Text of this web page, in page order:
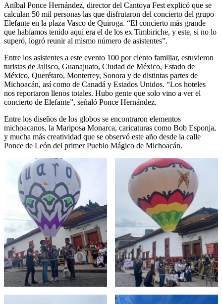
Aníbal Ponce Hernández, director del Cantoya Fest explicó que se
calculan 50 mil personas las que disfrutaron del concierto del grupo
Elefante en la plaza Vasco de Quiroga. “El concierto más grande
que habíamos tenido aquí era el de los ex Timbiriche, y este, si no lo
superó, logró reunir al mismo número de asistentes”.
Entre los asistentes a este evento 100 por ciento familiar, estuvieron
turistas de Jalisco, Guanajuato, Ciudad de México, Estado de
México, Querétaro, Monterrey, Sonora y de distintas partes de
Michoacán, así como de Canadá y Estados Unidos. “Los hoteles
nos reportaron llenos totales. Hubo gente que solo vino a ver el
concierto de Elefante”, señaló Ponce Hernández.
Entre los diseños de los globos se encontraron elementos
michoacanos, la Mariposa Monarca, caricaturas como Bob Esponja,
y mucha más creatividad que se observó este año desde la calle
Ponce de León del primer Pueblo Mágico de Michoacán.